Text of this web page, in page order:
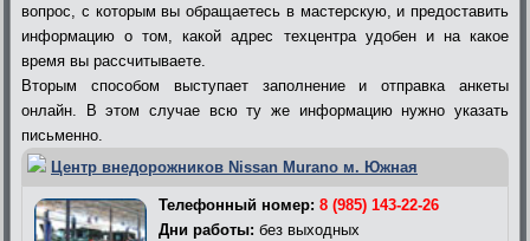
вопрос, с которым вы обращаетесь в мастерскую, и предоставить
информацию о том, какой адрес техцентра удобен и на какое
время вы рассчитываете.
Вторым способом выступает заполнение и отправка анкеты
онлайн. В этом случае всю ту же информацию нужно указать
письменно.
Центр внедорожников Nissan Murano м. Южная
Телефонный номер: 8 (985) 143-22-26
Дни работы: без выходных